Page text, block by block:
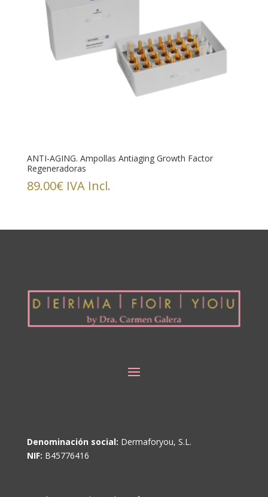
ANTI-AGING. Ampollas Antiaging Growth Factor
Regeneradoras
89.00€ IVA Incl.
Denominación social: Dermaforyou, S.L.
NIF: B45776416